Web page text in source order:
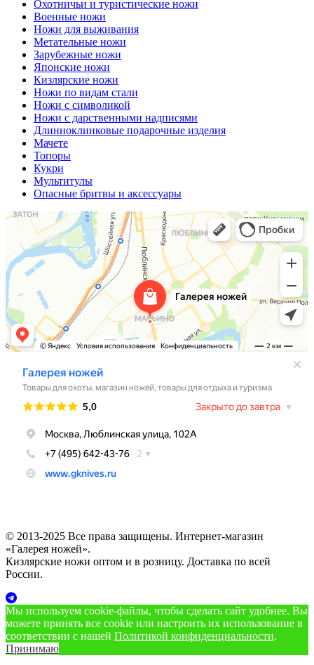
Охотничьи и туристические ножи
Военные ножи
Ножи для выживания
Метательные ножи
Зарубежные ножи
Японские ножи
Кизлярские ножи
Ножи по видам стали
Ножи с символикой
Ножи с дарственными надписями
Длинноклинковые подарочные изделия
Мачете
Топоры
Кукри
Мультитулы
Опасные бритвы и аксессуары
© 2013-2025 Все права защищены. Интернет-магазин
«Галерея ножей».
Кизлярские ножи оптом и в розницу. Доставка по всей
России.
Мы используем cookie‑файлы, чтобы сделать сайт удобнее. Вы
можете принять все cookie или настроить их использование в
соответствии с нашей Политикой конфиденциальности.
Принимаю